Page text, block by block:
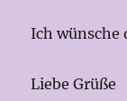
Ich wünsche
Liebe Grüße